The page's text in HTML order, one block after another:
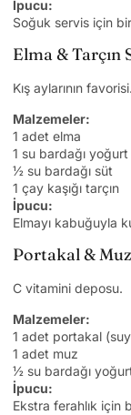
İpucu:
Soğuk servis için
Elma & Tarçın
Kış aylarının favorisi.
Malzemeler:
1 adet elma
1 su bardağı yoğurt
½ su bardağı süt
1 çay kaşığı tarçın
İpucu:
Elmayı kabuğuyla
Portakal &
C vitamini deposu.
Malzemeler:
1 adet portakal
1 adet muz
½ su bardağı
İpucu:
Ekstra ferahlık için